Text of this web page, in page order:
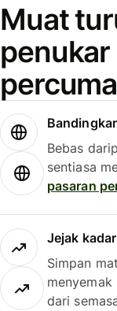
Muat
Bebas
sentiasa
pasaran
Jejak
Simpan
dari